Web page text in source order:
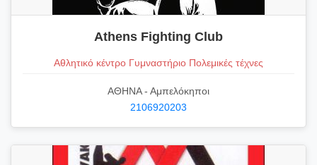
Athens Fighting Club
Αθλητικό κέντρο Γυμναστήριο Πολεμικές τέχνες
ΑΘΗΝΑ - Αμπελόκηποι
2106920203